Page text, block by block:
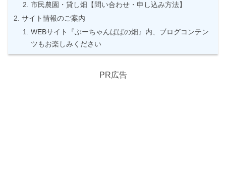
市民農園・貸し畑【問い合わせ・申し込み方法】
サイト情報のご案内
WEBサイト『ぶーちゃんばばの畑』内、ブログコンテン
ツもお楽しみください
PR広告